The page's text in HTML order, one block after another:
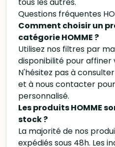
Questions fréquentes
Comment choisir un
catégorie HOMME ?
Utilisez nos filtres par
disponibilité pour affiner
N'hésitez pas à
et à nous contacter
personnalisé.
Les produits HOMME
stock ?
La majorité de nos
expédiés sous 48h. Les